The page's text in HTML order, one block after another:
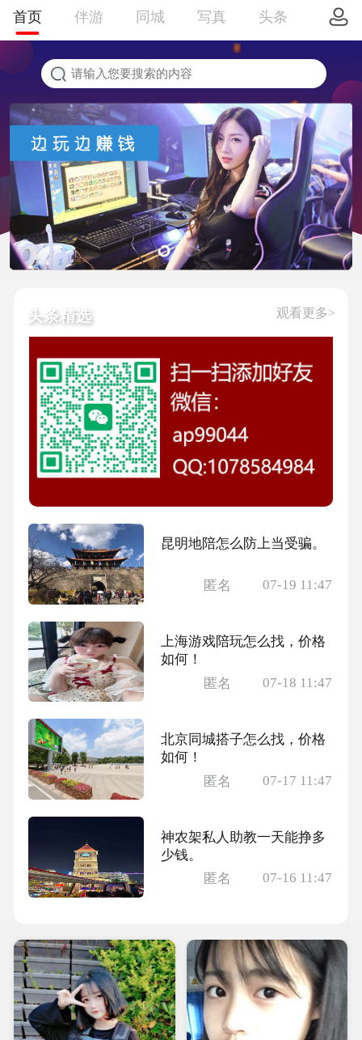
首页 伴游 同城 写真 头条
头条精选 观看更多>
昆明地陪怎么防上当受骗。
匿名 07-19 11:47
上海游戏陪玩怎么找，价格
如何！
匿名
07-18 11:47
北京同城搭子怎么找，价格
如何！
匿名
07-17 11:47
神农架私人助教一天能挣多
少钱。
匿名
07-16 11:47